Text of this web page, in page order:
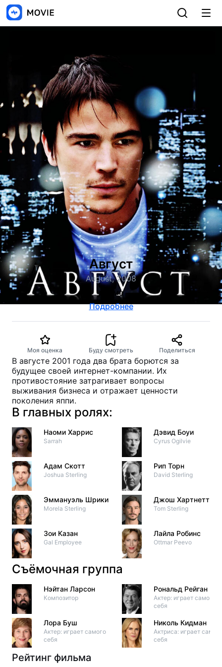
Август
August, 2008
драма
Подробнее
Моя оценка Буду смотреть Поделиться
В августе 2001 года два брата борются за
будущее своей интернет-компании. Их
противостояние затрагивает вопросы
выживания бизнеса и отражает ценности
поколения яппи.
В главных ролях:
Наоми Харрис
Sarrah
Адам Скотт
Joshua Sterling
Эммануэль Шрики
Morela Sterling
Зои Казан
Gal Employee
Дэвид Боуи
Cyrus Ogilvie
Рип Торн
David Sterling
Джош Хартнетт
Tom Sterling
Лайла Робинс
Ottmar Peevo
Съёмочная группа
Нэйтан Ларсон
Композитор
Лора Буш
Актер: играет самого
себя
Рональд Рейган
Актер: играет самого
себя
Николь Кидман
Актриса: играет саму
себя
Рейтинг фильма